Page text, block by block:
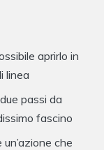
aprirlo in
linea
passi da
fascino
che